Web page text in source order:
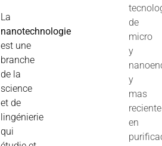
La
nanotechnologie
est une
branche
de la
science
et de
lingénierie
qui
de
micro
y
y
mas
en